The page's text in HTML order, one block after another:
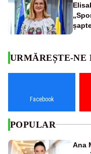
URMĂREȘTE-NE
Facebook
POPULAR
Ana